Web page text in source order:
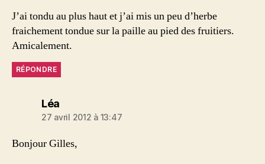
J’ai tondu au plus haut et j’ai mis un peu d’herbe
fraichement tondue sur la paille au pied des fruitiers.
Amicalement.
RÉPONDRE
Léadit :
27 avril 2012 à 13:47
Bonjour Gilles,